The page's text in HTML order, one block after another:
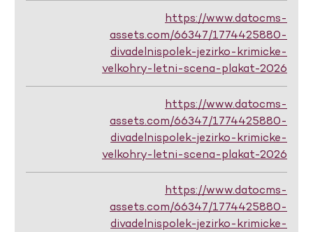
https://www.datocms-
assets.com/66347/1774425880-
divadelnispolek-jezirko-krimicke-
velkohry-letni-scena-plakat-2026
https://www.datocms-
assets.com/66347/1774425880-
divadelnispolek-jezirko-krimicke-
velkohry-letni-scena-plakat-2026
https://www.datocms-
assets.com/66347/1774425880-
divadelnispolek-jezirko-krimicke-